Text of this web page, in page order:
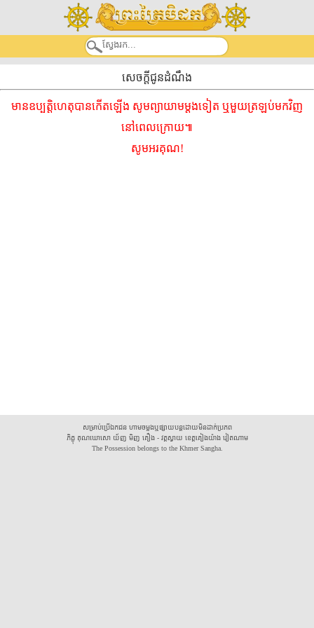
សេចក្តីជូនដំណឹង
មានឧប្បត្តិហេតុបានកើតឡើង សូមព្យាយាមម្ដងទៀត ឬមួយត្រឡប់មកវិញ
នៅពេលក្រោយ៕
សូមអរគុណ!
សម្រាប់ប្រើឯកជន ហាមចម្លងឬផ្សាយបន្តដោយមិនដាក់ប្រភព
ភិក្ខុ គុណឃោសោ យ័ញ មិញ គឿង - វត្តស្វាយ ខេត្តគៀងយ៉ាង វៀតណាម
The Possession belongs to the Khmer Sangha.